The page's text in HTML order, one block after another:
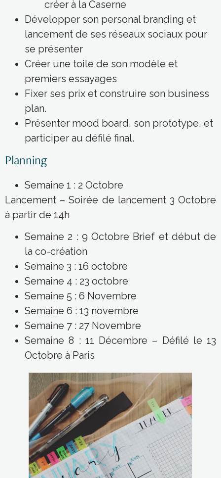
Développer son personal branding et
lancement de ses réseaux sociaux pour
se présenter
Créer une toile de son modèle et
premiers essayages
Fixer ses prix et construire son business
plan.
Présenter mood board, son prototype, et
participer au défilé final.
Planning
Semaine 1 : 2 Octobre
Lancement – Soirée de lancement 3 Octobre
à partir de 14h
Semaine 2 : 9 Octobre Brief et début de
la co-création
Semaine 3 : 16 octobre
Semaine 4 : 23 octobre
Semaine 5 : 6 Novembre
Semaine 6 : 13 novembre
Semaine 7 : 27 Novembre
Semaine 8 : 11 Décembre – Défilé le 13
Octobre à Paris